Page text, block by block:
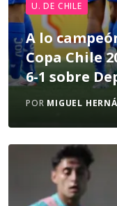
U. DE CHILE
A lo
Copa Chile
6-1 sobre
POR MIGUEL